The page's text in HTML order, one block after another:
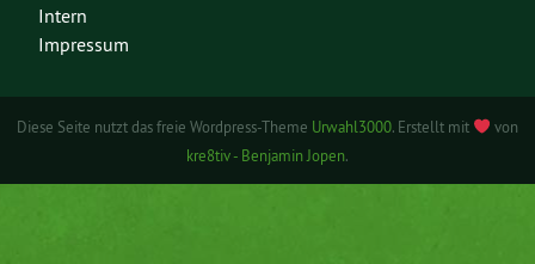
Intern
Impressum
Diese Seite nutzt das freie Wordpress-Theme Urwahl3000. Erstellt mit
von
kre8tiv - Benjamin Jopen.